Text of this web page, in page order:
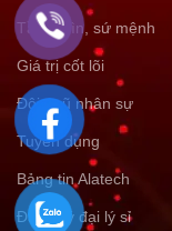
Tầm nhìn, sứ mệnh
Giá trị cốt lõi
Đội ngũ nhân sự
Tuyển dụng
Bảng tin Alatech
Đăng ký đại lý sỉ